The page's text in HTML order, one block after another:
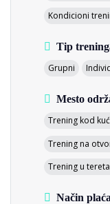
Kondicioni
Tip
Grupni
Mesto
Trening kod
Trening na
Trening u
Način